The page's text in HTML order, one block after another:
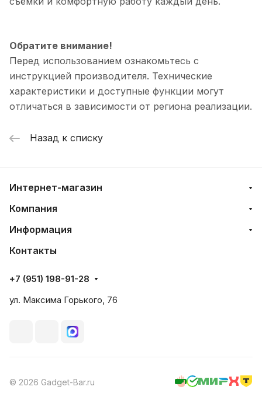
Обратите внимание!
Перед использованием ознакомьтесь с
инструкцией производителя. Технические
характеристики и доступные функции могут
отличаться в зависимости от региона реализации.
Назад к списку
Интернет-магазин
Компания
Информация
Контакты
+7 (951) 198-91-28
ул. Максима Горького, 76
© 2026 Gadget-Bar.ru